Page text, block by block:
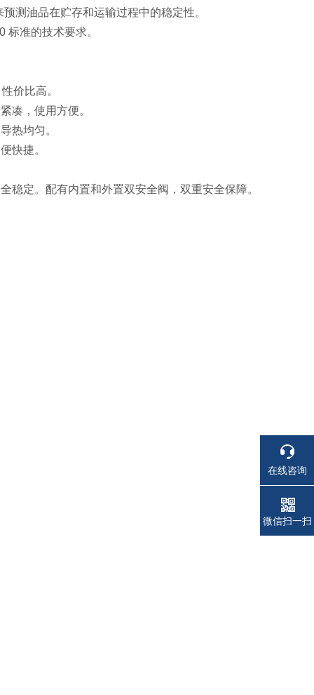
测油品在贮存和运输过程中的稳定性。
标准的技术要求。
价比高。
凑，使用方便。
热均匀。
快捷。
稳定。配有内置和外置双安全阀，双重安全保障。
在线咨询
电话
电话
微信扫一扫